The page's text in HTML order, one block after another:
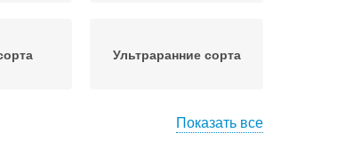
Ультраранние сорта
Показать все